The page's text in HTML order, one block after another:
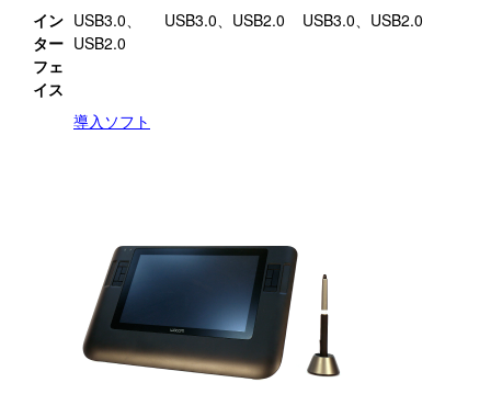
イン
ター
フェ
イス
USB3.0、
USB2.0
USB3.0、USB2.0 USB3.0、USB2.0
導入ソフト